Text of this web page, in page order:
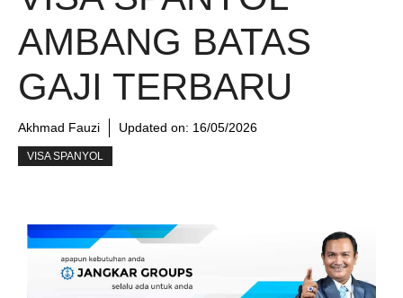
AMBANG BATAS
GAJI TERBARU
Akhmad Fauzi Updated on: 16/05/2026
VISA SPANYOL